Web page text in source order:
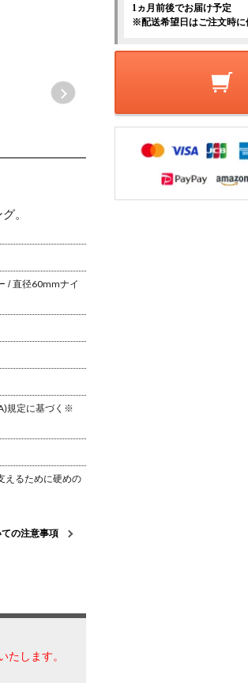
。
/ 直径60mmナイ
規定に基づく ※
えるために硬めの
の注意事項
たします。
1ヵ月前後でお届け予定
※配送希望日はご注文時に